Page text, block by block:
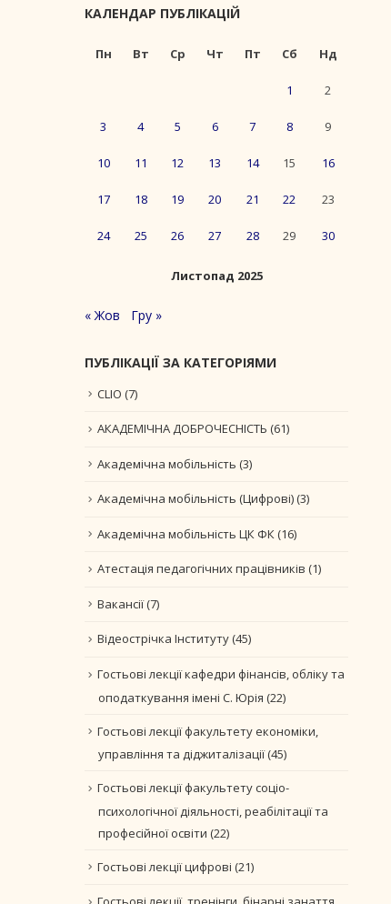
КАЛЕНДАР ПУБЛІКАЦІЙ
Листопад 2025
Пн Вт Ср Чт Пт Сб Нд
1 2
3 4 5 6 7 8 9
10 11 12 13 14 15 16
17 18 19 20 21 22 23
24 25 26 27 28 29 30
« Жов Гру »
ПУБЛІКАЦІЇ ЗА КАТЕГОРІЯМИ
CLIO (7)
АКАДЕМІЧНА ДОБРОЧЕСНІСТЬ (61)
Академічна мобільність (3)
Академічна мобільність (Цифрові)(3)
Академічна мобільність ЦК ФК(16)
Атестація педагогічних працівників (1)
Вакансії(7)
Відеострічка Інституту(45)
Гостьові лекції кафедри фінансів, обліку та
оподаткування імені С. Юрія (22)
Гостьові лекції факультету економіки,
управління та діджиталізації(45)
Гостьові лекції факультету соціо-
психологічної діяльності, реабілітації та
професійної освіти (22)
Гостьові лекції цифрові (21)